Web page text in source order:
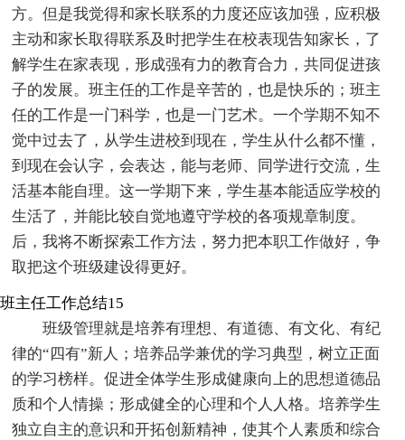
方。但是我觉得和家长联系的力度还应该加强，应积极
主动和家长取得联系及时把学生在校表现告知家长，了
解学生在家表现，形成强有力的教育合力，共同促进孩
子的发展。班主任的工作是辛苦的，也是快乐的；班主
任的工作是一门科学，也是一门艺术。一个学期不知不
觉中过去了，从学生进校到现在，学生从什么都不懂，
到现在会认字，会表达，能与老师、同学进行交流，生
活基本能自理。这一学期下来，学生基本能适应学校的
生活了，并能比较自觉地遵守学校的各项规章制度。
后，我将不断探索工作方法，努力把本职工作做好，争
取把这个班级建设得更好。
班主任工作总结15
班级管理就是培养有理想、有道德、有文化、有纪
律的“四有”新人；培养品学兼优的学习典型，树立正面
的学习榜样。促进全体学生形成健康向上的思想道德品
质和个人情操；形成健全的心理和个人人格。培养学生
独立自主的意识和开拓创新精神，使其个人素质和综合